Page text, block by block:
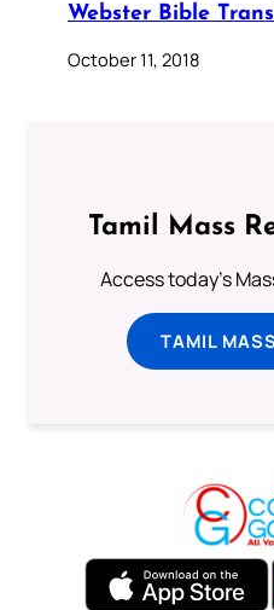
Webster Bible
October 11, 2018
Tamil Mass
Access today's
TAMIL